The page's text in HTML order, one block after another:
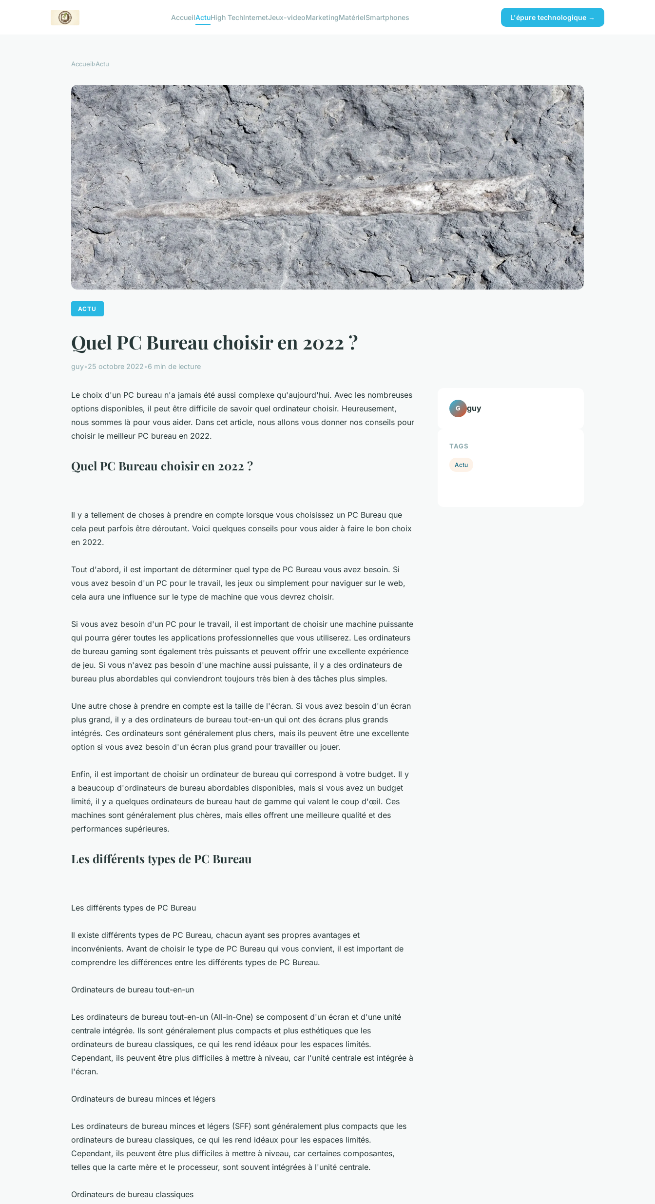
AccueilActuHigh TechInternetJeux-videoMarketingMatérielSmartphones L'épure technologique →
Accueil›Actu
ACTU
Quel PC Bureau choisir en 2022 ?
guy•25 octobre 2022•6 min de lecture
Le choix d'un PC bureau n'a jamais été aussi complexe qu'aujourd'hui. Avec les nombreuses
options disponibles, il peut être difficile de savoir quel ordinateur choisir. Heureusement,
nous sommes là pour vous aider. Dans cet article, nous allons vous donner nos conseils pour
choisir le meilleur PC bureau en 2022.
Quel PC Bureau choisir en 2022 ?
Il y a tellement de choses à prendre en compte lorsque vous choisissez un PC Bureau que
cela peut parfois être déroutant. Voici quelques conseils pour vous aider à faire le bon choix
en 2022.
Tout d'abord, il est important de déterminer quel type de PC Bureau vous avez besoin. Si
vous avez besoin d'un PC pour le travail, les jeux ou simplement pour naviguer sur le web,
cela aura une influence sur le type de machine que vous devrez choisir.
Si vous avez besoin d'un PC pour le travail, il est important de choisir une machine puissante
qui pourra gérer toutes les applications professionnelles que vous utiliserez. Les ordinateurs
de bureau gaming sont également très puissants et peuvent offrir une excellente expérience
de jeu. Si vous n'avez pas besoin d'une machine aussi puissante, il y a des ordinateurs de
bureau plus abordables qui conviendront toujours très bien à des tâches plus simples.
Une autre chose à prendre en compte est la taille de l'écran. Si vous avez besoin d'un écran
plus grand, il y a des ordinateurs de bureau tout-en-un qui ont des écrans plus grands
intégrés. Ces ordinateurs sont généralement plus chers, mais ils peuvent être une excellente
option si vous avez besoin d'un écran plus grand pour travailler ou jouer.
Enfin, il est important de choisir un ordinateur de bureau qui correspond à votre budget. Il y
a beaucoup d'ordinateurs de bureau abordables disponibles, mais si vous avez un budget
limité, il y a quelques ordinateurs de bureau haut de gamme qui valent le coup d'œil. Ces
machines sont généralement plus chères, mais elles offrent une meilleure qualité et des
performances supérieures.
Les différents types de PC Bureau
Les différents types de PC Bureau
Il existe différents types de PC Bureau, chacun ayant ses propres avantages et
inconvénients. Avant de choisir le type de PC Bureau qui vous convient, il est important de
comprendre les différences entre les différents types de PC Bureau.
Ordinateurs de bureau tout-en-un
Les ordinateurs de bureau tout-en-un (All-in-One) se composent d'un écran et d'une unité
centrale intégrée. Ils sont généralement plus compacts et plus esthétiques que les
ordinateurs de bureau classiques, ce qui les rend idéaux pour les espaces limités.
Cependant, ils peuvent être plus difficiles à mettre à niveau, car l'unité centrale est intégrée à
l'écran.
Ordinateurs de bureau minces et légers
Les ordinateurs de bureau minces et légers (SFF) sont généralement plus compacts que les
ordinateurs de bureau classiques, ce qui les rend idéaux pour les espaces limités.
Cependant, ils peuvent être plus difficiles à mettre à niveau, car certaines composantes,
telles que la carte mère et le processeur, sont souvent intégrées à l'unité centrale.
Ordinateurs de bureau classiques
G guy
TAGS
Actu